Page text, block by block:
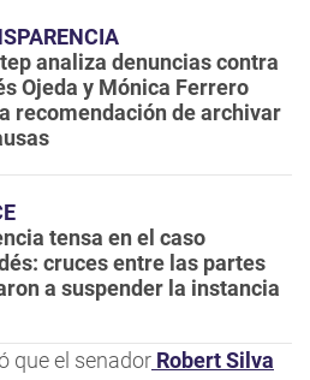
analiza denuncias contra
Ojeda y Mónica Ferrero
recomendación de archivar
tensa en el caso
cruces entre las partes
a suspender la instancia
que el senador Robert Silva